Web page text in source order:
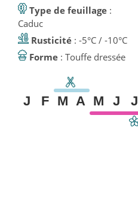
Type de feuillage :
Caduc
Rusticité : -5°C / -10°C
Forme : Touffe dressée
J F M A M J J